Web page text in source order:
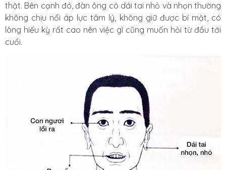
thật. Bên cạnh đó, đàn ông có dái tai nhỏ và nhọn thường
không chịu nổi áp lực tâm lý, không giữ được bí mật, có
lòng hiếu kỳ rất cao nên việc gì cũng muốn hỏi từ đầu tới
cuối.